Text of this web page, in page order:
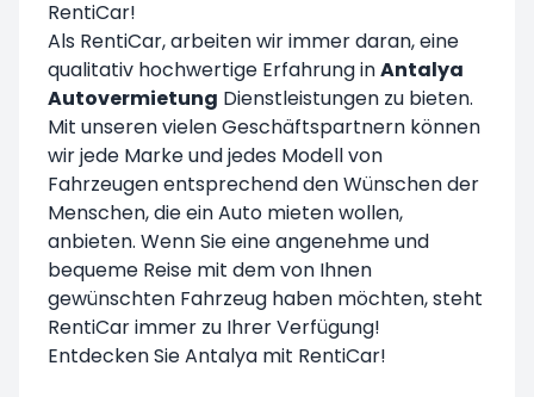
RentiCar!
Als RentiCar, arbeiten wir immer daran, eine
qualitativ hochwertige Erfahrung inAntalya
Autovermietung Dienstleistungen zu bieten.
Mit unseren vielen Geschäftspartnern können
wir jede Marke und jedes Modell von
Fahrzeugen entsprechend den Wünschen der
Menschen, die ein Auto mieten wollen,
anbieten. Wenn Sie eine angenehme und
bequeme Reise mit dem von Ihnen
gewünschten Fahrzeug haben möchten, steht
RentiCar immer zu Ihrer Verfügung!
Entdecken Sie Antalya mit RentiCar!